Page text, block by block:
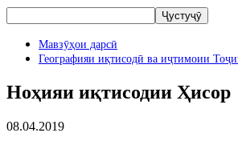
Мавзӯҳои дарсӣ
Географияи иқтисодӣ ва иҷтимоии
Ноҳияи иқтисодии Ҳисор
08.04.2019